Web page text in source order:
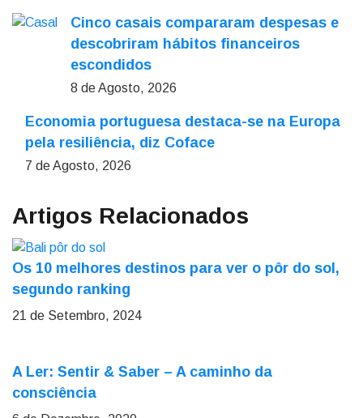
Cinco casais compararam despesas e
descobriram hábitos financeiros
escondidos
8 de Agosto, 2026
Economia portuguesa destaca-se na Europa
pela resiliência, diz Coface
7 de Agosto, 2026
Artigos Relacionados
Os 10 melhores destinos para ver o pôr do sol,
segundo ranking
21 de Setembro, 2024
A Ler: Sentir & Saber – A caminho da
consciência